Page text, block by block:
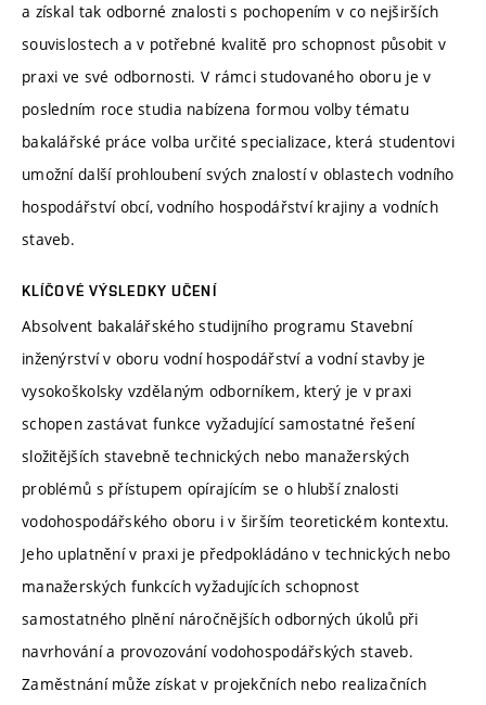
a získal tak odborné znalosti s pochopením v co nejširších
souvislostech a v potřebné kvalitě pro schopnost působit v
praxi ve své odbornosti. V rámci studovaného oboru je v
posledním roce studia nabízena formou volby tématu
bakalářské práce volba určité specializace, která studentovi
umožní další prohloubení svých znalostí v oblastech vodního
hospodářství obcí, vodního hospodářství krajiny a vodních
staveb.
KLÍČOVÉ VÝSLEDKY UČENÍ
Absolvent bakalářského studijního programu Stavební
inženýrství v oboru vodní hospodářství a vodní stavby je
vysokoškolsky vzdělaným odborníkem, který je v praxi
schopen zastávat funkce vyžadující samostatné řešení
složitějších stavebně technických nebo manažerských
problémů s přístupem opírajícím se o hlubší znalosti
vodohospodářského oboru i v širším teoretickém kontextu.
Jeho uplatnění v praxi je předpokládáno v technických nebo
manažerských funkcích vyžadujících schopnost
samostatného plnění náročnějších odborných úkolů při
navrhování a provozování vodohospodářských staveb.
Zaměstnání může získat v projekčních nebo realizačních